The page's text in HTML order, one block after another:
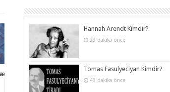
Hannah Arendt Kimdir?
29 dakika önce
Tomas Fasulyeciyan Kimdir?
43 dakika önce